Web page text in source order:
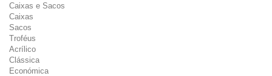
Caixas e Sacos
Caixas
Sacos
Troféus
Acrílico
Clássica
Económica